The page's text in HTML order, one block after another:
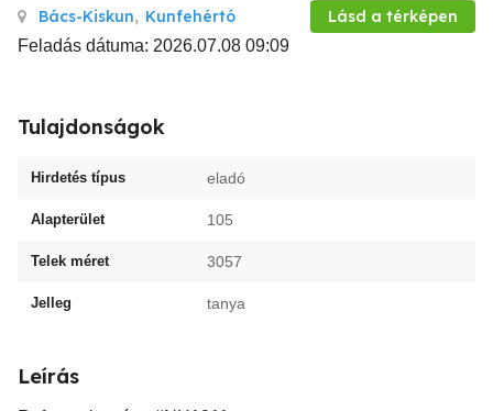
Bács-Kiskun, Kunfehértó Lásd a térképen
Feladás dátuma: 2026.07.08 09:09
Tulajdonságok
Hirdetés típus eladó
Alapterület 105
Telek méret 3057
Jelleg tanya
Leírás